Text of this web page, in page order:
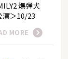
爆弾犬
＞10/23
MORE